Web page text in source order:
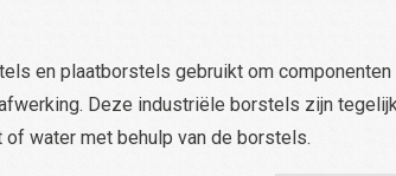
en plaatborstels gebruikt om
Deze industriële borstels zijn
water met behulp van de borstels.